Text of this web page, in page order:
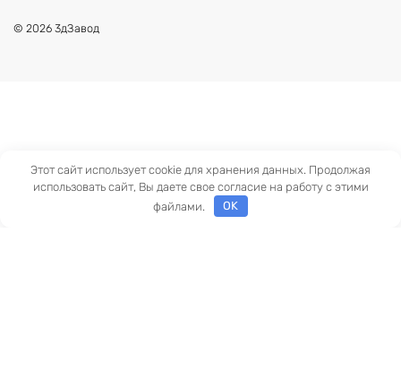
© 2026 3дЗавод
Этот сайт использует cookie для хранения данных. Продолжая
использовать сайт, Вы даете свое согласие на работу с этими
файлами.
OK